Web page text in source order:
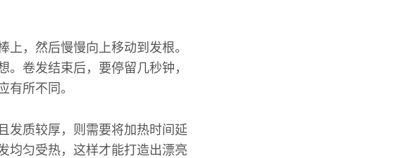
，然后慢慢向上移动到发根。
卷发结束后，要停留几秒钟，
有所不同。
发质较厚，则需要将加热时间延
均匀受热，这样才能打造出漂亮